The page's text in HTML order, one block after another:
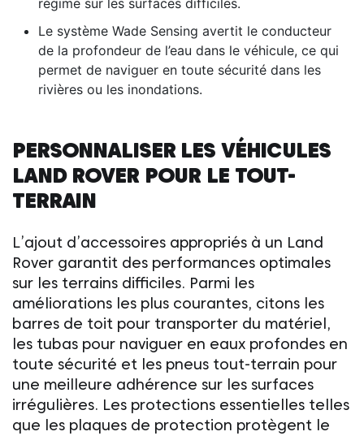
régime sur les surfaces difficiles.
Le système Wade Sensing avertit le conducteur
de la profondeur de l’eau dans le véhicule, ce qui
permet de naviguer en toute sécurité dans les
rivières ou les inondations.
PERSONNALISER LES VÉHICULES
LAND ROVER POUR LE TOUT-
TERRAIN
L’ajout d’accessoires appropriés à un Land
Rover garantit des performances optimales
sur les terrains difficiles. Parmi les
améliorations les plus courantes, citons les
barres de toit pour transporter du matériel,
les tubas pour naviguer en eaux profondes en
toute sécurité et les pneus tout-terrain pour
une meilleure adhérence sur les surfaces
irrégulières. Les protections essentielles telles
que les plaques de protection protègent le